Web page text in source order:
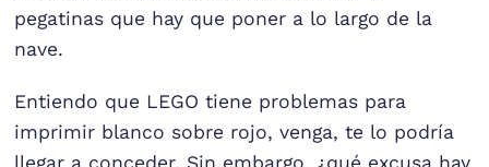
pegatinas que hay que poner a lo largo de la
nave.
Entiendo que LEGO tiene problemas para
imprimir blanco sobre rojo, venga, te lo podría
llegar a conceder. Sin embargo, ¿qué excusa hay